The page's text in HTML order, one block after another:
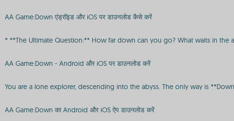
AA Game:Down एंड्रॉइड और iOS पर डाउनलोड कैसे करें
* **The Ultimate Question:** How far down can you go? What waits in
AA Game:Down - Android और iOS पर डाउनलोड करें
You are a lone explorer, descending into the abyss. The only way is
AA Game:Down का Android और iOS ऐप डाउनलोड करें